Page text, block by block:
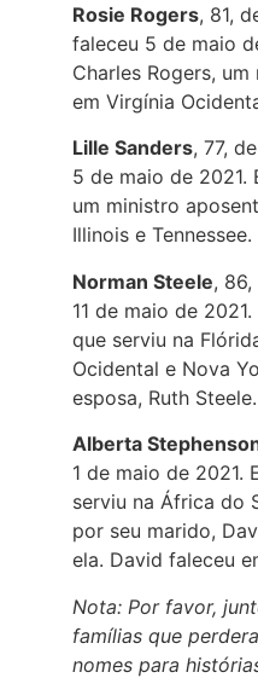
Rosie Rogers, 81,
faleceu 5 de maio
Charles Rogers,
em Virgínia
Lille Sanders, 77,
5 de maio de 2021.
um ministro
Illinois e
Norman Steele,
11 de maio de
que serviu na
Ocidental e Nova
esposa, Ruth Steele.
Alberta
1 de maio de 2021.
serviu na África do
por seu marido,
ela. David faleceu
Nota: Por favor,
famílias que
nomes para